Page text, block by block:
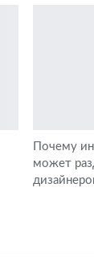
Почему
может